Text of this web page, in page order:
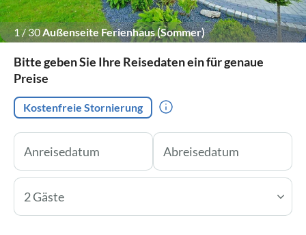
1/ 30Außenseite Ferienhaus (Sommer)
Bitte geben Sie Ihre Reisedaten ein für genaue
Preise
Kostenfreie Stornierung
2 Gäste